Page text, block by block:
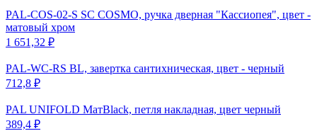
PAL-COS-02-S SC COSMO, ручка дверная "Кассиопея", цвет -
матовый хром
1 651,32 ₽
PAL-WC-RS BL, завертка сантихническая, цвет - черный
712,8 ₽
PAL UNIFOLD МатBlack, петля накладная, цвет черный
389,4 ₽